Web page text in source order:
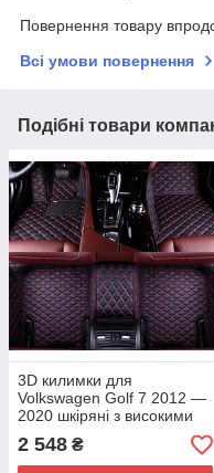
Повернення товару
Всі умови повернення
Подібні товари
3D килимки для
Volkswagen Golf 7 2012 —
2020 шкіряні з високими
бортиками
2 548 ₴